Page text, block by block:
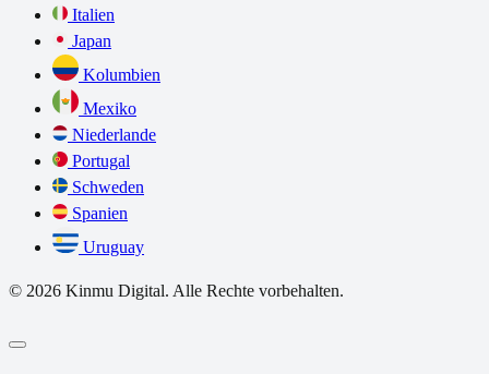
Italien
Japan
Kolumbien
Mexiko
Niederlande
Portugal
Schweden
Spanien
Uruguay
© 2026 Kinmu Digital. Alle Rechte vorbehalten.